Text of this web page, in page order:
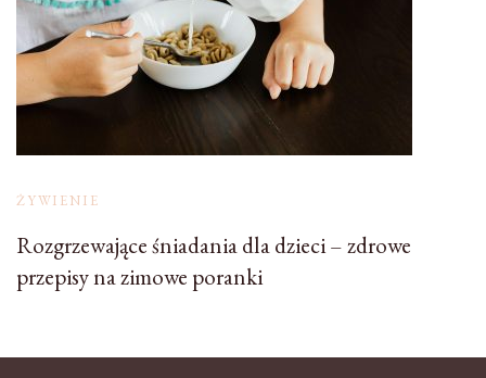
ŻYWIENIE
Rozgrzewające śniadania dla dzieci – zdrowe
przepisy na zimowe poranki